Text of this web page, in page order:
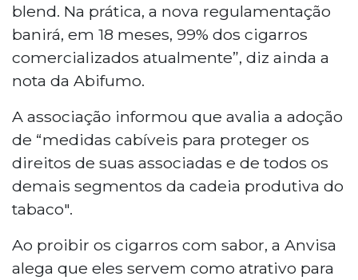
blend. Na prática, a nova regulamentação
banirá, em 18 meses, 99% dos cigarros
comercializados atualmente”, diz ainda a
nota da Abifumo.
A associação informou que avalia a adoção
de “medidas cabíveis para proteger os
direitos de suas associadas e de todos os
demais segmentos da cadeia produtiva do
tabaco".
Ao proibir os cigarros com sabor, a Anvisa
alega que eles servem como atrativo para